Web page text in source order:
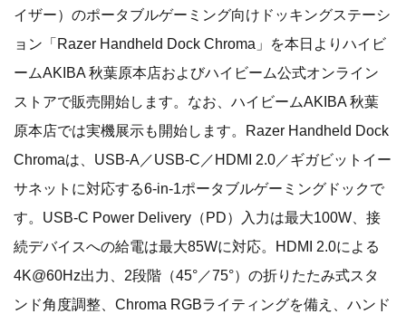
イザー）のポータブルゲーミング向けドッキングステーシ
ョン「Razer Handheld Dock Chroma」を本日よりハイビ
ームAKIBA 秋葉原本店およびハイビーム公式オンライン
ストアで販売開始します。なお、ハイビームAKIBA 秋葉
原本店では実機展示も開始します。Razer Handheld Dock
Chromaは、USB-A／USB-C／HDMI 2.0／ギガビットイー
サネットに対応する6-in-1ポータブルゲーミングドックで
す。USB-C Power Delivery（PD）入力は最大100W、接
続デバイスへの給電は最大85Wに対応。HDMI 2.0による
4K@60Hz出力、2段階（45°／75°）の折りたたみ式スタ
ンド角度調整、Chroma RGBライティングを備え、ハンド